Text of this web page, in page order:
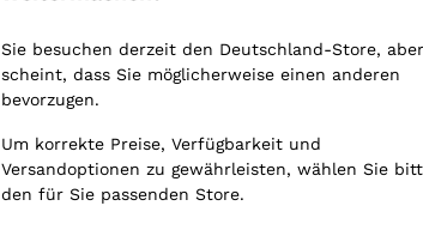
Biondi Santi
Quintarelli Giuseppe
Rinaldi Giuseppe
Egly Ouriet
Sie besuchen derzeit den Deutschland-Store,
scheint, dass Sie möglicherweise einen anderen
bevorzugen.
Um korrekte Preise, Verfügbarkeit und
Versandoptionen zu gewährleisten, wählen Sie
den für Sie passenden Store.